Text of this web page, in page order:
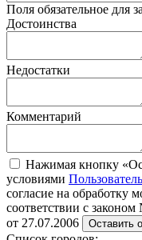
Поля обязательное для
Достоинства
Недостатки
Комментарий
Нажимая кнопку
условиями
согласие на обработку
соответствии с
от 27.07.2006
Оставить